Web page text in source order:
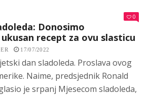
0
Donosimo
recept za ovu slasticu
17/07/2022
dan sladoleda. Proslava ovog
Naime, predsjednik Ronald
je srpanj Mjesecom sladoleda,